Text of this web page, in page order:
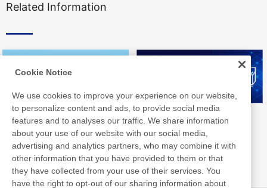
Related Information
Nittoグループ統合報告書 Nittoライブラリ
Cookie Notice
We use cookies to improve your experience on our website,
to personalize content and ads, to provide social media
features and to analyses our traffic. We share information
about your use of our website with our social media,
advertising and analytics partners, who may combine it with
other information that you have provided to them or that
they have collected from your use of their services. You
have the right to opt-out of our sharing information about